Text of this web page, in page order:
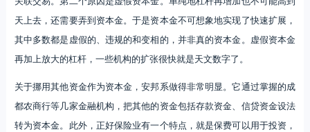
天上去，还需要弄到资本金。于是资本金不可想象地实现了快速扩展，
其中多数都是虚假的、违规的和变相的，并非真的资本金。虚假资本金
再加上放大的杠杆，一些机构的扩张很快就是天文数字了。
关于挪用其他资金作为资本金，安邦系做得非常明显。它通过掌握的成
都农商行等几家金融机构，把其他的资金包括存款资金、信贷资金设法
转为资本金。此外，正好保险业有一个特点，就是保费可以用于投资，